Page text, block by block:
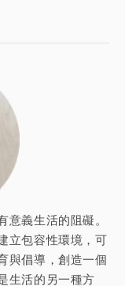
義生活的阻礙。
立包容性環境，可
與倡導，創造一個
生活的另一種方